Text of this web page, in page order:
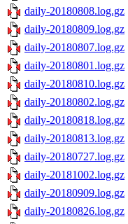
daily-20180808.log.gz
daily-20180809.log.gz
daily-20180807.log.gz
daily-20180801.log.gz
daily-20180810.log.gz
daily-20180802.log.gz
daily-20180818.log.gz
daily-20180813.log.gz
daily-20180727.log.gz
daily-20181002.log.gz
daily-20180909.log.gz
daily-20180826.log.gz